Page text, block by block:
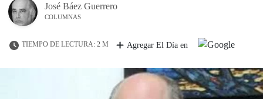
José Báez Guerrero
COLUMNAS
TIEMPO DE LECTURA: 2 M Agregar El Día en